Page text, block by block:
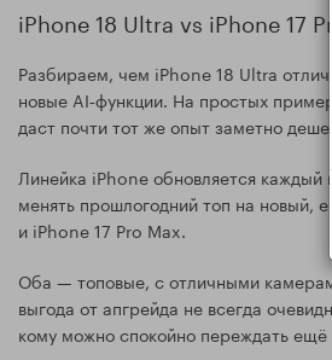
iPhone 18 Ultra vs iPhone 17
Разбираем, чем iPhone 18 Ultra
новые AI‑функции. На простых
даст почти тот же опыт заметно
Линейка iPhone обновляется
менять прошлогодний топ на новый,
и iPhone 17 Pro Max.
Оба — топовые, с отличными
выгода от апгрейда не всегда
кому можно спокойно переждать ещё